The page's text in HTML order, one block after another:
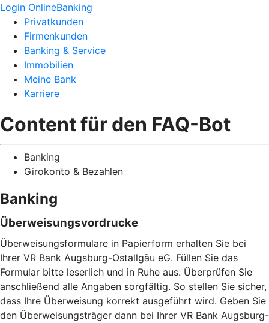
Login OnlineBanking
Privatkunden
Firmenkunden
Banking & Service
Immobilien
Meine Bank
Karriere
Content für den FAQ-Bot
Banking
Girokonto & Bezahlen
Banking
Überweisungsvordrucke
Überweisungsformulare in Papierform erhalten Sie bei
Ihrer VR Bank Augsburg-Ostallgäu eG. Füllen Sie das
Formular bitte leserlich und in Ruhe aus. Überprüfen Sie
anschließend alle Angaben sorgfältig. So stellen Sie sicher,
dass Ihre Überweisung korrekt ausgeführt wird. Geben Sie
den Überweisungsträger dann bei Ihrer VR Bank Augsburg-